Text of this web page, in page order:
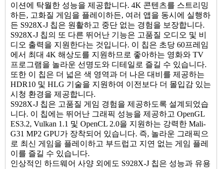
이션에 탁월한 성능을 제공합니다. 4K 콘텐츠를 스트리밍
하든, 고화질 게임을 플레이하든, 여러 앱을 동시에 실행하
든 S928X-J 칩은 원활하고 중단 없는 경험을 보장합니다.
S928X-J 칩의 또 다른 뛰어난 기능은 고품질 오디오 및 비
디오 출력을 지원한다는 것입니다. 이 칩은 초당 60프레임
에서 최대 4K 해상도를 지원하므로 좋아하는 영화와 TV
프로그램을 놀라운 선명도와 디테일로 즐길 수 있습니다.
또한 이 칩은 더 넓은 색 영역과 더 나은 대비를 제공하는
HDR10 및 HLG 기술을 지원하여 이전보다 더 몰입감 있는
시청 환경을 제공합니다.
S928X-J 칩은 고품질 게임 경험을 제공하도록 설계되었습
니다. 이 칩에는 뛰어난 그래픽 성능을 제공하고 OpenGL
ES3.2, Vulkan 1.1 및 OpenCL 2.0을 지원하는 강력한 Mali-
G31 MP2 GPU가 장착되어 있습니다. 즉, 놀라운 그래픽으
로 최신 게임을 플레이하고 부드럽고 지연 ​​없는 게임 플레
이를 즐길 수 있습니다.
인상적인 하드웨어 사양 외에도 S928X-J 칩은 성능과 유용